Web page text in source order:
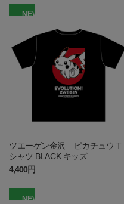
NEW
ツエーゲン金沢 ピカチュウ T
シャツ BLACK キッズ
4,400円
NEW